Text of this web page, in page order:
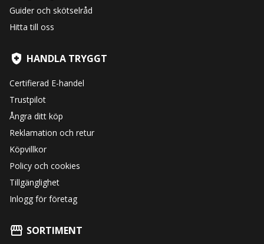
Guider och skötselråd
Hitta till oss
HANDLA TRYGGT
Certifierad E-handel
Trustpilot
Ångra ditt köp
Reklamation och retur
Köpvillkor
Policy och cookies
Tillgänglighet
Inlogg för företag
SORTIMENT